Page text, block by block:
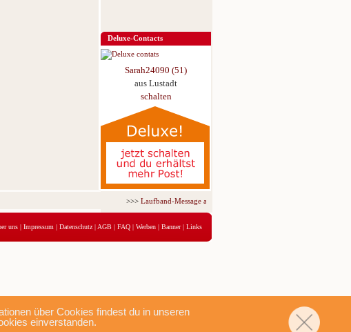
über Cookies findest du in unseren
einverstanden.
Deluxe-Contacts
Sarah24090 (51)
aus Lustadt
schalten
>>>Laufband-Message ab nur 5,95 € für 3 Tage!
uns | Impressum | Datenschutz | AGB | FAQ | Werben | Banner| Links